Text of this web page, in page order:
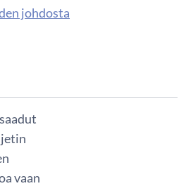
johdosta
vaan